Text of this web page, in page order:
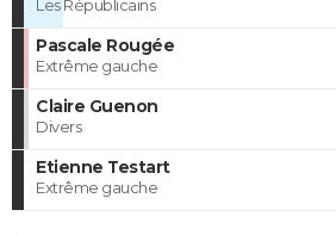
Les Républicains
Pascale Rougée
Extrême gauche
Claire Guenon
Divers
Etienne Testart
Extrême gauche